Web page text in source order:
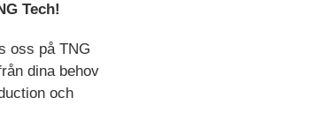
Tech!
oss på TNG
dina behov
och